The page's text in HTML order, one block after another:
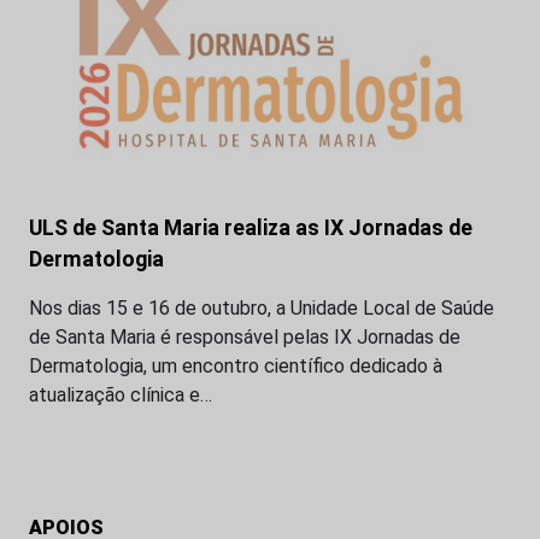
ULS de Santa Maria realiza as IX Jornadas de
Dermatologia
Nos dias 15 e 16 de outubro, a Unidade Local de Saúde
de Santa Maria é responsável pelas IX Jornadas de
Dermatologia, um encontro científico dedicado à
atualização clínica e…
APOIOS